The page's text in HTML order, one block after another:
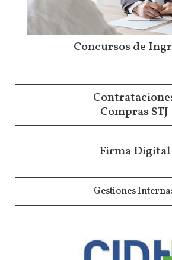
Concursos de
Compras STJ
Firma Digital
Gestiones